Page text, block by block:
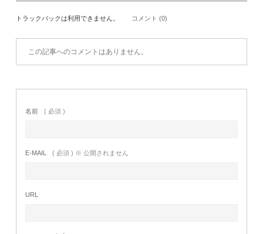
トラックバックは利用できません。 コメント (0)
この記事へのコメントはありません。
名前 ( 必須 )
E-MAIL ( 必須 ) ※ 公開されません
URL